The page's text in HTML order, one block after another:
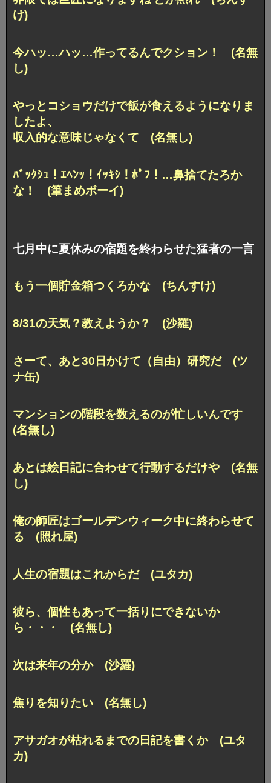
け)
今ハッ…ハッ…作ってるんでクション！ (名無
し)
やっとコショウだけで飯が食えるようになりま
したよ、
収入的な意味じゃなくて (名無し)
ﾊﾞｯｸｼｭ！ｴﾍﾝｯ！ｲｯｷｼ！ﾎﾟﾌ！…鼻捨てたろか
な！ (筆まめボーイ)
七月中に夏休みの宿題を終わらせた猛者の一言
もう一個貯金箱つくろかな (ちんすけ)
8/31の天気？教えようか？ (沙羅)
さーて、あと30日かけて（自由）研究だ (ツ
ナ缶)
マンションの階段を数えるのが忙しいんです
(名無し)
あとは絵日記に合わせて行動するだけや (名無
し)
俺の師匠はゴールデンウィーク中に終わらせて
る (照れ屋)
人生の宿題はこれからだ (ユタカ)
彼ら、個性もあって一括りにできないか
ら・・・ (名無し)
次は来年の分か (沙羅)
焦りを知りたい (名無し)
アサガオが枯れるまでの日記を書くか (ユタ
カ)